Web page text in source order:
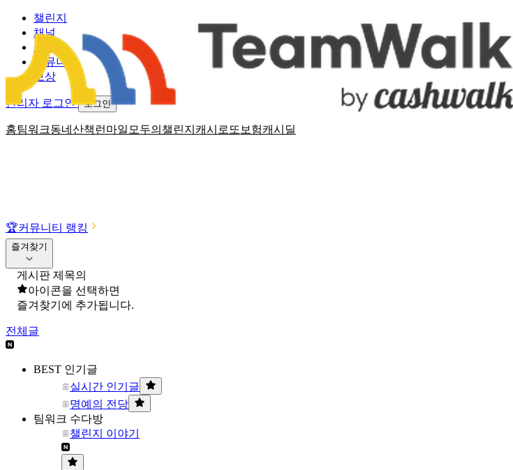
홈팀워크동네산책 런마일 모두의챌린지 캐시로또 보험캐시딜
챌린지
채널
소식
커뮤니티
보상
관리자 로그인 로그인
🏆커뮤니티 랭킹
즐겨찾기
게시판 제목의
아이콘을 선택하면
즐겨찾기에 추가됩니다.
전체글
BEST 인기글
실시간 인기글
명예의 전당
팀워크 수다방
챌린지 이야기